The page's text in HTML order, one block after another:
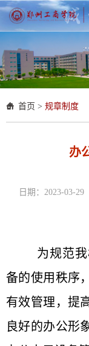
首页 > 规章制度
办
日期：2023-03-
为规范
备的使用秩序
有效管理，提
良好的办公形